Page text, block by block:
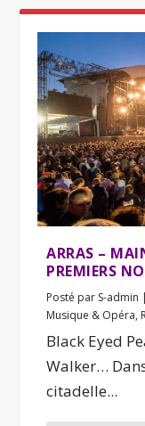
ARRAS –
PREMIERS
Posté par S-admin
Musique & Opéra,
Black Eyed
Walker…
citadelle...